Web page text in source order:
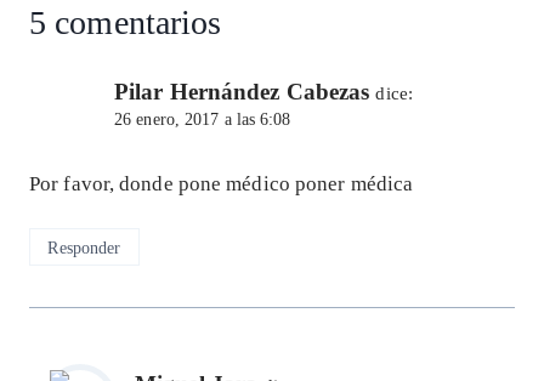
5 comentarios
Pilar Hernández Cabezas dice:
26 enero, 2017 a las 6:08
Por favor, donde pone médico poner médica
Responder